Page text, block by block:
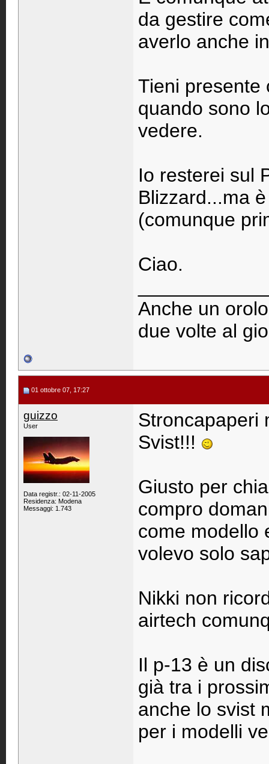
da gestire
averlo anche
Tieni presente
quando sono
vedere.
Io resterei sul
Blizzard...ma
(comunque
Ciao.
Anche un
due volte al
01 ottobre 07, 17:27
guizzo
User
Data registr.: 02-11-2005
Residenza: Modena
Messaggi: 1.743
Stroncapaperi
Svist!!!
Giusto per
compro
come modello
volevo solo
Nikki non
airtech
Il p-13 è un
già tra i
anche lo svist
per i modelli